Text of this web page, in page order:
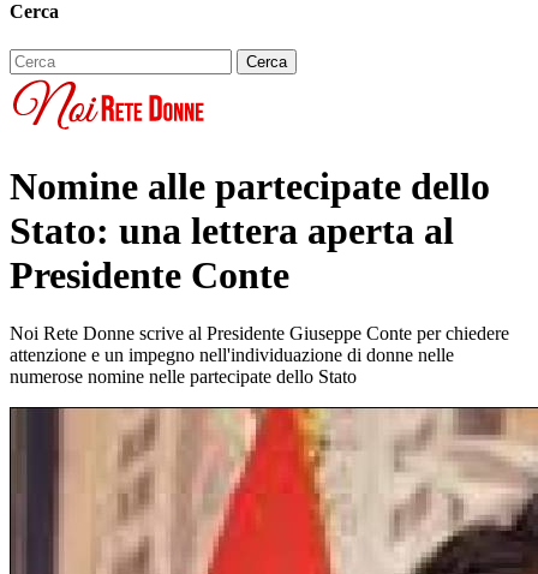
Cerca
Nomine alle partecipate dello
Stato: una lettera aperta al
Presidente Conte
Noi Rete Donne scrive al Presidente Giuseppe Conte per chiedere
attenzione e un impegno nell'individuazione di donne nelle
numerose nomine nelle partecipate dello Stato